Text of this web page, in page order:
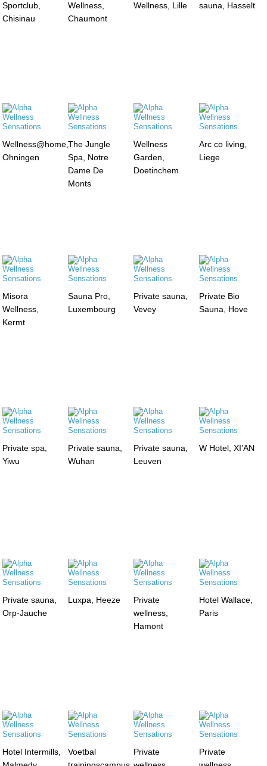
Sportclub,
Chisinau
Wellness,
Chaumont
Wellness, Lille
sauna, Hasselt
Wellness@home,
Ohningen
The Jungle
Spa, Notre
Dame De
Monts
Wellness
Garden,
Doetinchem
Arc co living,
Liege
Misora
Wellness,
Kermt
Sauna Pro,
Luxembourg
Private sauna,
Vevey
Private Bio
Sauna, Hove
Private spa,
Yiwu
Private sauna,
Wuhan
Private sauna,
Leuven
W Hotel, XI’AN
Private sauna,
Orp-Jauche
Luxpa, Heeze
Private
wellness,
Hamont
Hotel Wallace,
Paris
Hotel Intermills,
Voetbal
Private
Private